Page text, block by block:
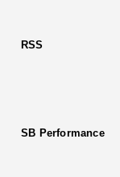
RSS
SB Performance